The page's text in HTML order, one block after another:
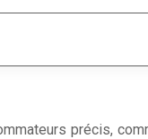
précis,